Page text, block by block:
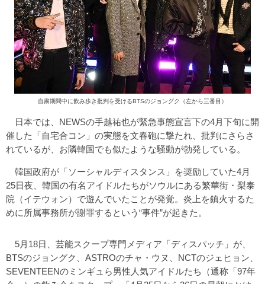
自粛期間中に飲み歩き批判を受けるBTSのジョングク（左から三番目）
日本では、NEWSの手越祐也が緊急事態宣言下の4月下旬に開
催した「自宅合コン」の実態を文春砲に撃たれ、批判にさらさ
れているが、お隣韓国でも似たような騒動が勃発している。
韓国政府が「ソーシャルディスタンス」を奨励していた4月
25日夜、韓国の有名アイドルたちがソウルにある繁華街・梨泰
院（イテウォン）で遊んでいたことが発覚。炎上を鎮火するた
めに所属事務所が謝罪するという“事件”が起きた。
5月18日、芸能スクープ専門メディア「ディスパッチ」が、
BTSのジョングク、ASTROのチャ・ウヌ、NCTのジェヒョン、
SEVENTEENのミンギュら男性人気アイドルたち（通称「97年